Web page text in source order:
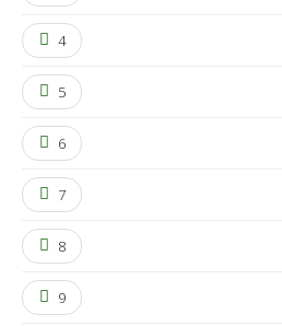
4
5
6
7
8
9